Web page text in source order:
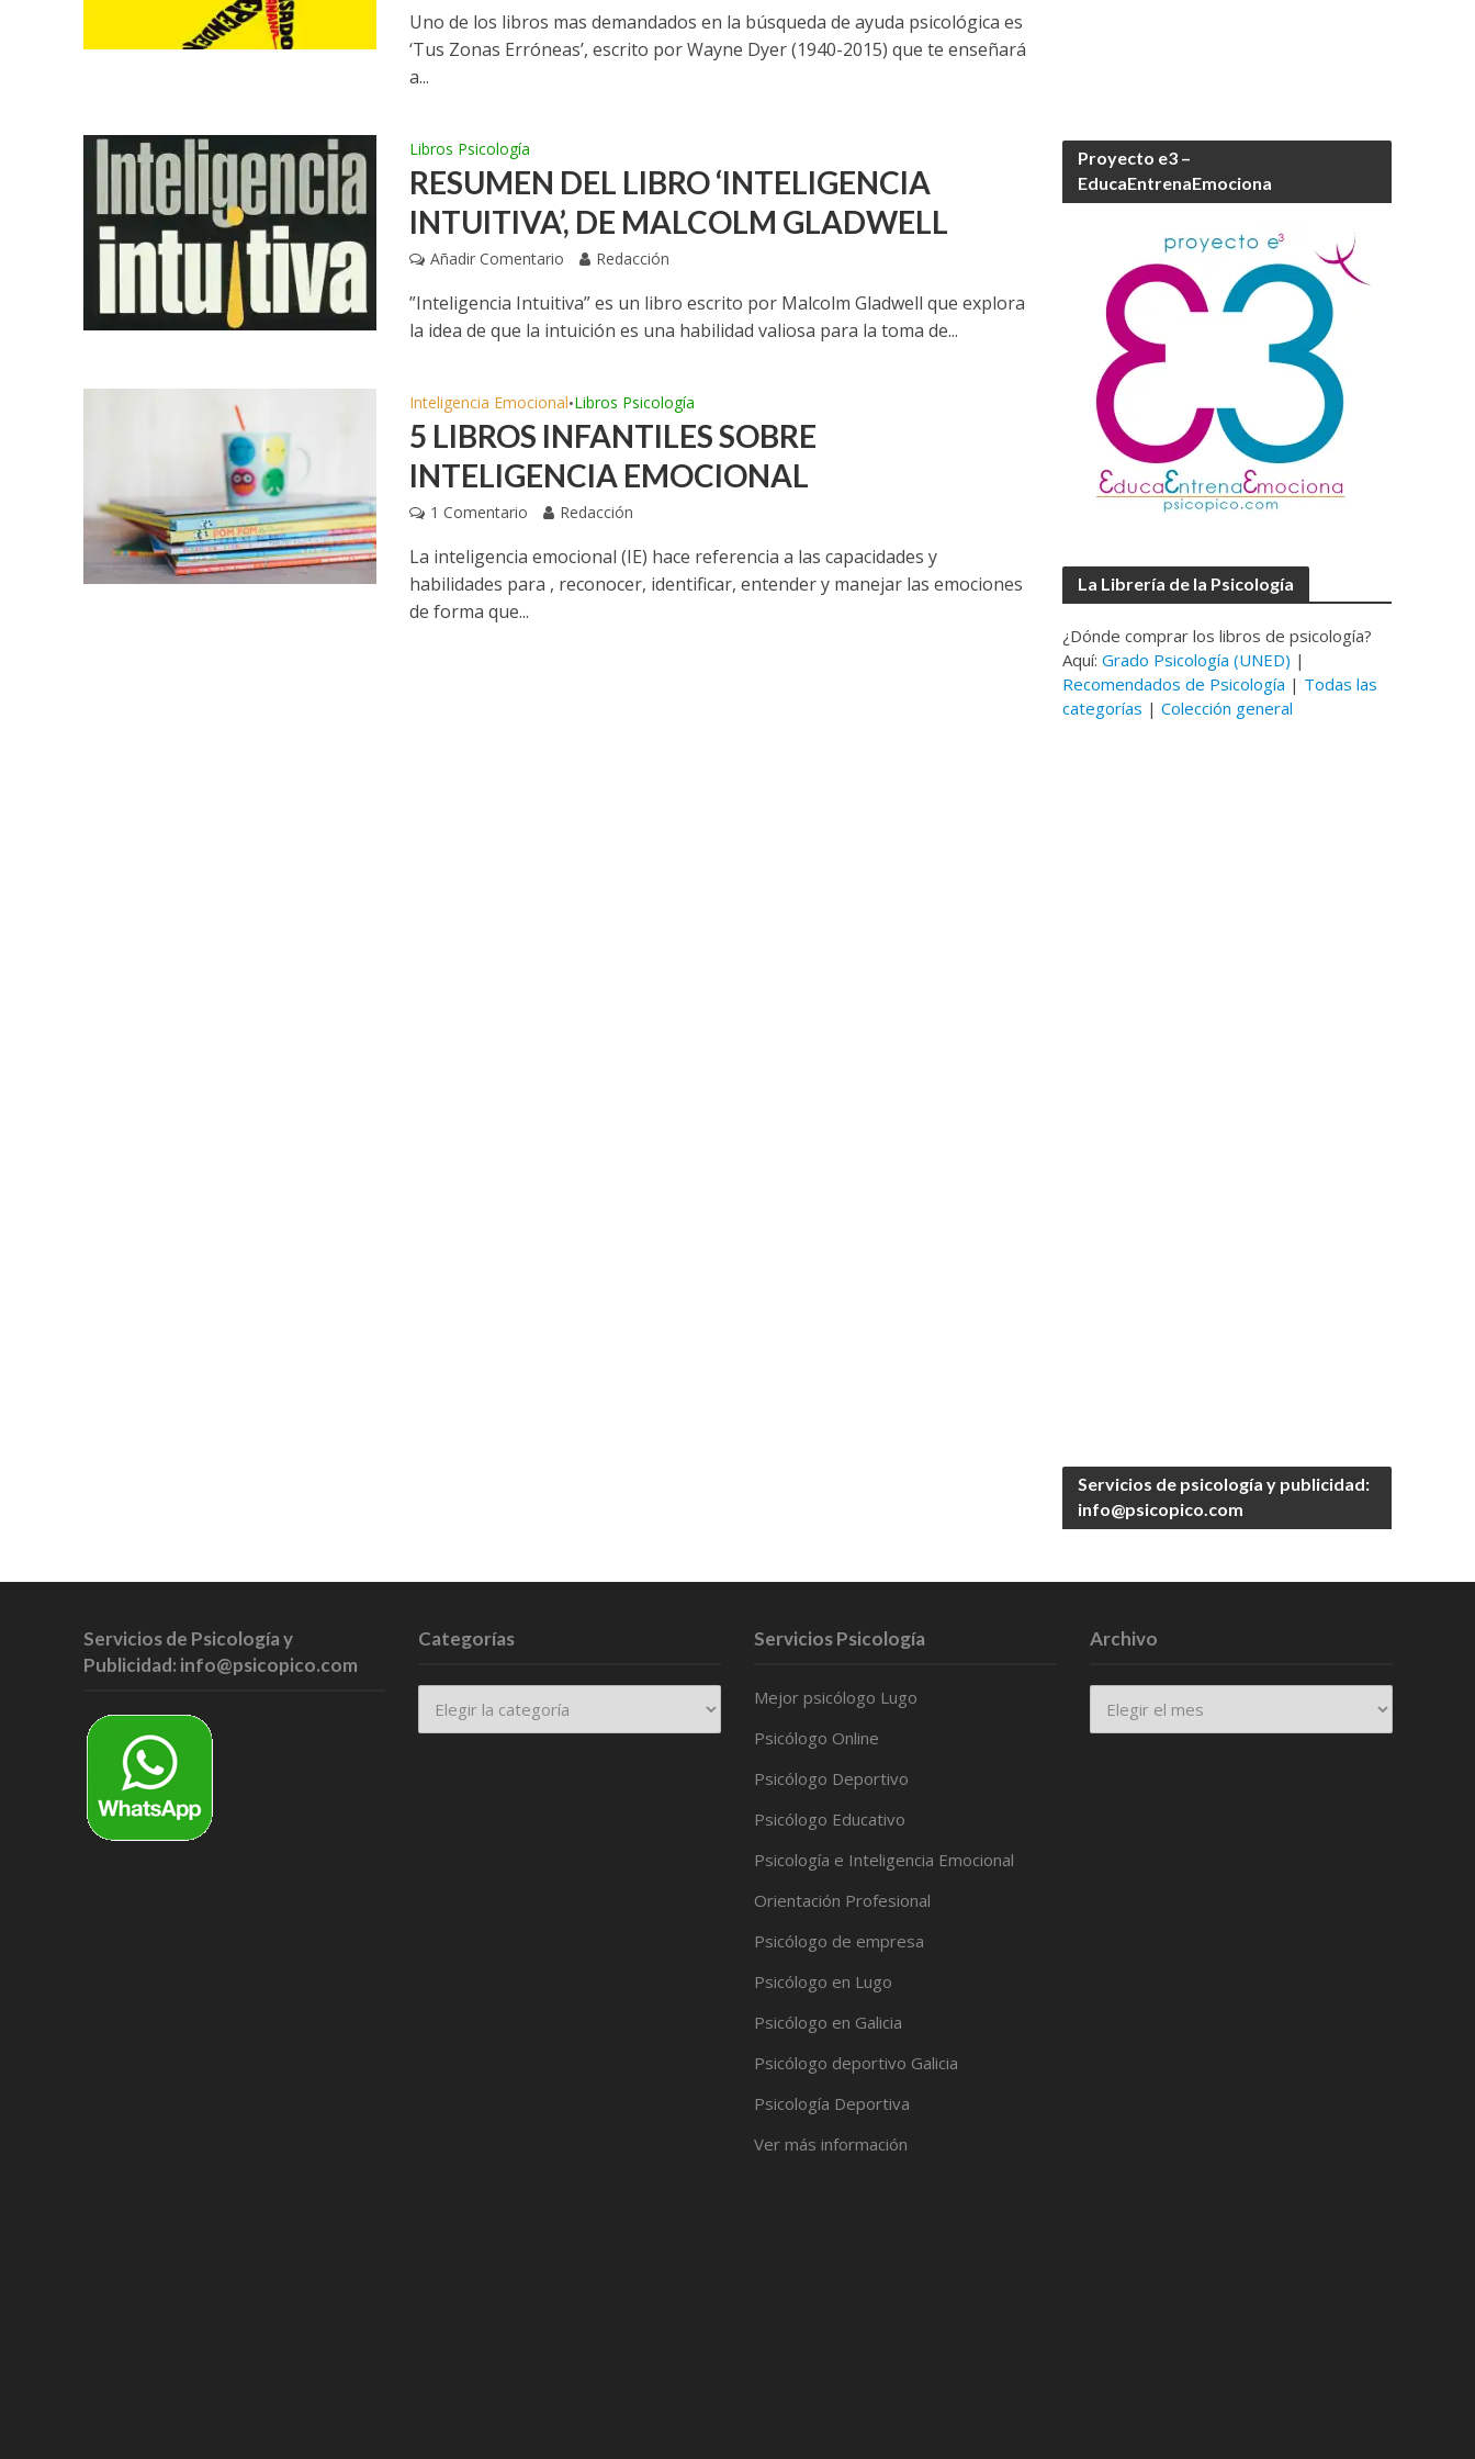
Uno de los libros mas demandados en la búsqueda de ayuda psicológica es
‘Tus Zonas Erróneas’, escrito por Wayne Dyer (1940-2015) que te enseñará
a...
Libros Psicología
RESUMEN DEL LIBRO ‘INTELIGENCIA
INTUITIVA’, DE MALCOLM GLADWELL
Añadir Comentario Redacción
”Inteligencia Intuitiva” es un libro escrito por Malcolm Gladwell que explora
la idea de que la intuición es una habilidad valiosa para la toma de...
Inteligencia Emocional•Libros Psicología
5 LIBROS INFANTILES SOBRE
INTELIGENCIA EMOCIONAL
1 Comentario Redacción
La inteligencia emocional (IE) hace referencia a las capacidades y
habilidades para , reconocer, identificar, entender y manejar las emociones
de forma que...
Proyecto e3 –
EducaEntrenaEmociona
La Librería de la Psicología
¿Dónde comprar los libros de psicología?
Aquí:Grado Psicología (UNED) |
Recomendados de Psicología | Todas las
categorías |Colección general
Servicios de psicología y publicidad:
info@psicopico.com
Servicios de Psicología y
Publicidad: info@psicopico.com
Categorías Servicios Psicología
Mejor psicólogo Lugo
Psicólogo Online
Psicólogo Deportivo
Psicólogo Educativo
Psicología e Inteligencia Emocional
Orientación Profesional
Psicólogo de empresa
Psicólogo en Lugo
Psicólogo en Galicia
Psicólogo deportivo Galicia
Psicología Deportiva
Ver más información
Archivo